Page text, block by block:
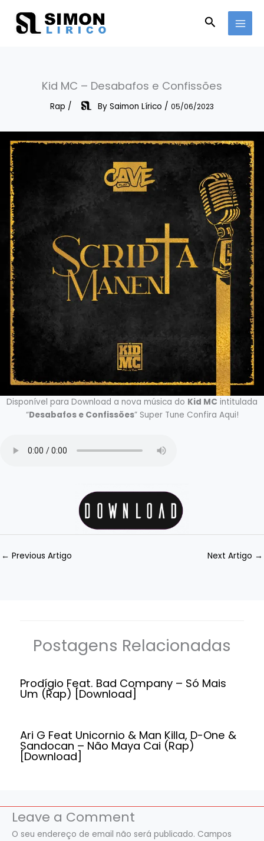
content
Search
Kid MC – Desabafos e Confissões
Rap / By Saimon Lírico / 05/06/2023
Disponível para Download a nova música do Kid MC intitulada
“Desabafos e Confissões” Super Tune Confira Aqui!
← Previous Artigo Next Artigo →
Postagens Relacionadas
Prodígio Feat. Bad Company – Só Mais
Um (Rap) [Download]
Ari G Feat Unicornio & Man Killa, D-One &
Sandocan – Não Maya Cai (Rap)
[Download]
Leave a Comment
O seu endereço de email não será publicado. Campos